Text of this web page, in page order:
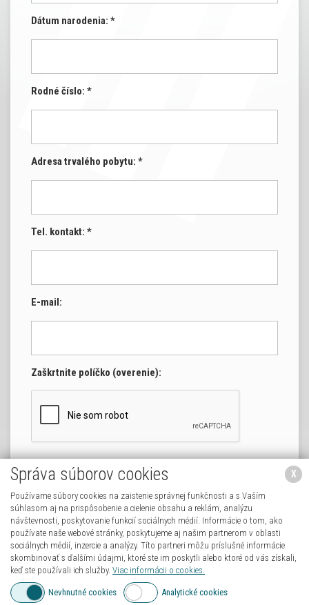
Dátum narodenia: *
Rodné číslo: *
Adresa trvalého pobytu: *
Tel. kontakt: *
E-mail:
Zaškrtnite políčko (overenie):
MOBIL /
0911 395 933
LEVFIT_LEVICE
/ INSTAGRAM
X
Správa súborov cookies
Používame súbory cookies na zaistenie správnej funkčnosti a s Vaším
súhlasom aj na prispôsobenie a cielenie obsahu a reklám, analýzu
návštevnosti, poskytovanie funkcií sociálnych médií. Informácie o tom, ako
používate naše webové stránky, poskytujeme aj našim partnerom v oblasti
sociálnych médií, inzercie a analýzy. Títo partneri môžu príslušné informácie
skombinovať s ďalšími údajmi, ktoré ste im poskytli alebo ktoré od vás získali,
keď ste používali ich služby. Viac informácii o cookies.
Nevhnutné cookies Analytické cookies